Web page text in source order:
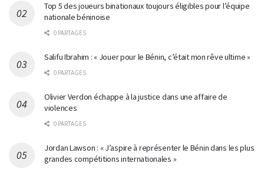
Top 5 des joueurs binationaux toujours éligibles pour l’équipe
nationale béninoise
0 PARTAGES
Salifu Ibrahim : « Jouer pour le Bénin, c’était mon rêve ultime »
0 PARTAGES
Olivier Verdon échappe à la justice dans une affaire de
violences
0 PARTAGES
Jordan Lawson : « J’aspire à représenter le Bénin dans les plus
grandes compétitions internationales »